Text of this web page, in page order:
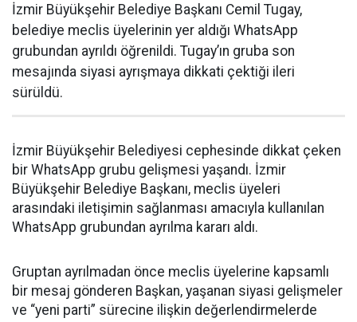
İzmir Büyükşehir Belediye Başkanı Cemil Tugay,
belediye meclis üyelerinin yer aldığı WhatsApp
grubundan ayrıldı öğrenildi. Tugay’ın gruba son
mesajında siyasi ayrışmaya dikkati çektiği ileri
sürüldü.
İzmir Büyükşehir Belediyesi cephesinde dikkat çeken
bir WhatsApp grubu gelişmesi yaşandı. İzmir
Büyükşehir Belediye Başkanı, meclis üyeleri
arasındaki iletişimin sağlanması amacıyla kullanılan
WhatsApp grubundan ayrılma kararı aldı.
Gruptan ayrılmadan önce meclis üyelerine kapsamlı
bir mesaj gönderen Başkan, yaşanan siyasi gelişmeler
ve “yeni parti” sürecine ilişkin değerlendirmelerde